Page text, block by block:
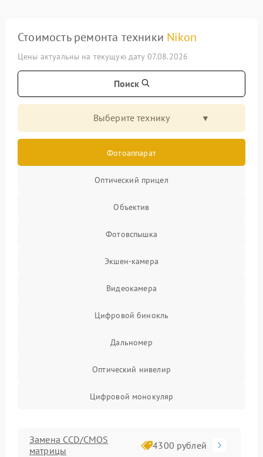
Стоимость ремонта техники Nikon
Цены актуальны на текущую дату 07.08.2026
Поиск
Выберите технику
Фотоаппарат
Оптический прицел
Объектив
Фотовспышка
Экшен-камера
Видеокамера
Цифровой бинокль
Дальномер
Оптический нивелир
Цифровой монокуляр
Замена CCD/CMOS
матрицы
4300 рублей